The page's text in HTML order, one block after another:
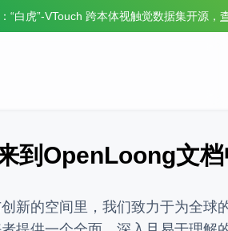
“白虎”-VTouch 跨本体视触觉数据集开源 ，
到OpenLoong文
新的空间里，我们致力于为全球